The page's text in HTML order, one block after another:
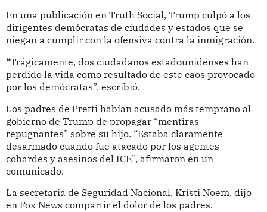
En una publicación en Truth Social, Trump culpó a los
dirigentes demócratas de ciudades y estados que se
niegan a cumplir con la ofensiva contra la inmigración.
“Trágicamente, dos ciudadanos estadounidenses han
perdido la vida como resultado de este caos provocado
por los demócratas”, escribió.
Los padres de Pretti habían acusado más temprano al
gobierno de Trump de propagar “mentiras
repugnantes” sobre su hijo. “Estaba claramente
desarmado cuando fue atacado por los agentes
cobardes y asesinos del ICE”, afirmaron en un
comunicado.
La secretaria de Seguridad Nacional, Kristi Noem, dijo
en Fox News compartir el dolor de los padres.